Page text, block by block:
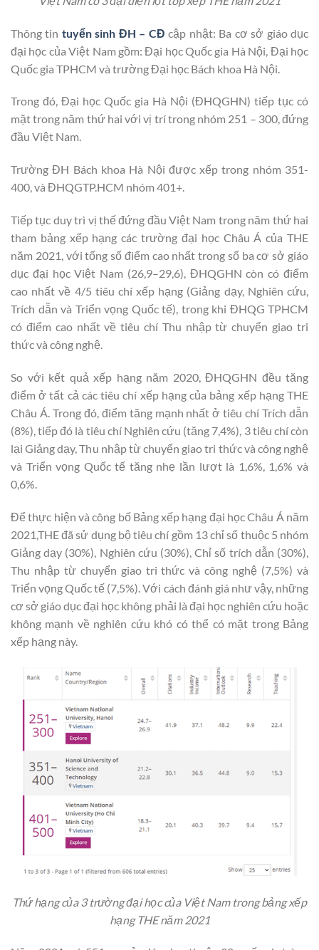
Thông tin tuyển sinh ĐH – CĐ cập nhật: Ba cơ sở giáo dục
đại học của Việt Nam gồm: Đại học Quốc gia Hà Nội, Đại học
Quốc gia TPHCM và trường Đại học Bách khoa Hà Nội.
Trong đó, Đại học Quốc gia Hà Nội (ĐHQGHN) tiếp tục có
mặt trong năm thứ hai với vị trí trong nhóm 251 – 300, đứng
đầu Việt Nam.
Trường ĐH Bách khoa Hà Nội được xếp trong nhóm 351-
400, và ĐHQGTP.HCM nhóm 401+.
Tiếp tục duy trì vị thế đứng đầu Việt Nam trong năm thứ hai
tham bảng xếp hạng các trường đại học Châu Á của THE
năm 2021, với tổng số điểm cao nhất trong số ba cơ sở giáo
dục đại học Việt Nam (26,9–29,6), ĐHQGHN còn có điểm
cao nhất về 4/5 tiêu chí xếp hạng (Giảng dạy, Nghiên cứu,
Trích dẫn và Triển vọng Quốc tế), trong khi ĐHQG TPHCM
có điểm cao nhất về tiêu chí Thu nhập từ chuyển giao tri
thức và công nghệ.
So với kết quả xếp hạng năm 2020, ĐHQGHN đều tăng
điểm ở tất cả các tiêu chí xếp hạng của bảng xếp hạng THE
Châu Á. Trong đó, điểm tăng mạnh nhất ở tiêu chí Trích dẫn
(8%), tiếp đó là tiêu chí Nghiên cứu (tăng 7,4%), 3 tiêu chí còn
lại Giảng dạy, Thu nhập từ chuyển giao tri thức và công nghệ
và Triển vọng Quốc tế tăng nhẹ lần lượt là 1,6%, 1,6% và
0,6%.
Để thực hiện và công bố Bảng xếp hạng đại học Châu Á năm
2021,THE đã sử dụng bộ tiêu chí gồm 13 chỉ số thuộc 5 nhóm
Giảng dạy (30%), Nghiên cứu (30%), Chỉ số trích dẫn (30%),
Thu nhập từ chuyển giao tri thức và công nghệ (7,5%) và
Triển vọng Quốc tế (7,5%). Với cách đánh giá như vậy, những
cơ sở giáo dục đại học không phải là đại học nghiên cứu hoặc
không mạnh về nghiên cứu khó có thể có mặt trong Bảng
xếp hạng này.
Thứ hạng của 3 trường đại học của Việt Nam trong bảng xếp
hạng THE năm 2021